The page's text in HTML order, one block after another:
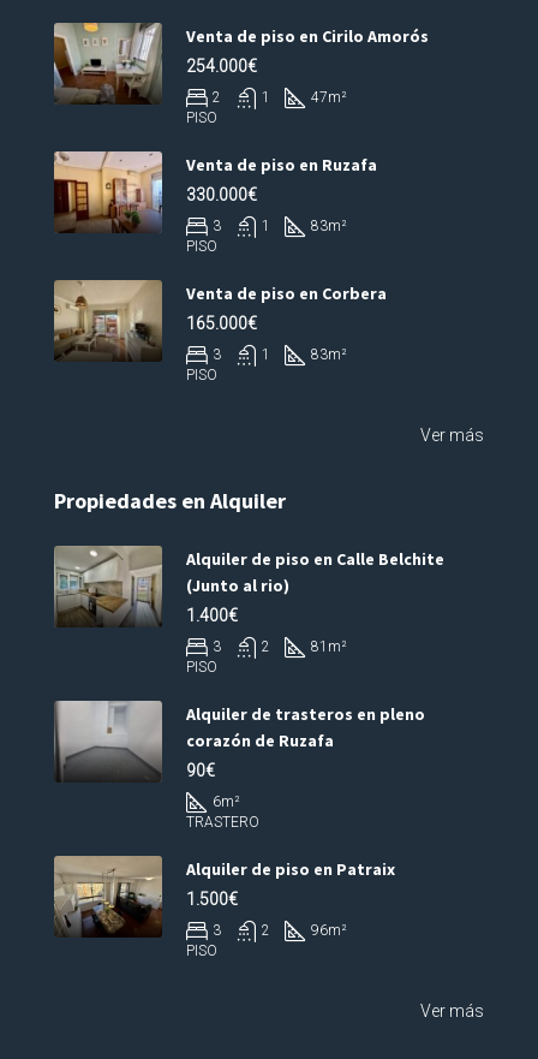
Venta de piso en Cirilo Amorós
254.000€
2 1 47m²
PISO
Venta de piso en Ruzafa
330.000€
3 1 83m²
PISO
Venta de piso en Corbera
165.000€
3 1 83m²
PISO
Ver más
Propiedades en Alquiler
Alquiler de piso en Calle Belchite
(Junto al rio)
1.400€
3 2 81 m²
PISO
Alquiler de trasteros en pleno
corazón de Ruzafa
90€
6m²
TRASTERO
Alquiler de piso en Patraix
1.500€
3 2 96m²
PISO
Ver más